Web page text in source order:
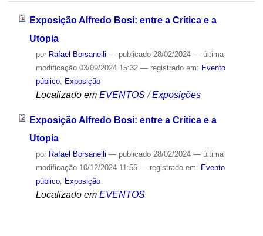
Exposição Alfredo Bosi: entre a Crítica e a
Utopia
por Rafael Borsanelli — publicado28/02/2024 — última
modificação03/09/2024 15:32 — registrado em: Evento
público, Exposição
Localizado em EVENTOS /Exposições
Exposição Alfredo Bosi: entre a Crítica e a
Utopia
por Rafael Borsanelli — publicado28/02/2024 — última
modificação10/12/2024 11:55 — registrado em: Evento
público, Exposição
Localizado em EVENTOS